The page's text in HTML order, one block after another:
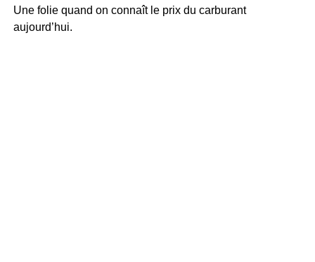
Une folie quand on connaît le prix du carburant
aujourd’hui.